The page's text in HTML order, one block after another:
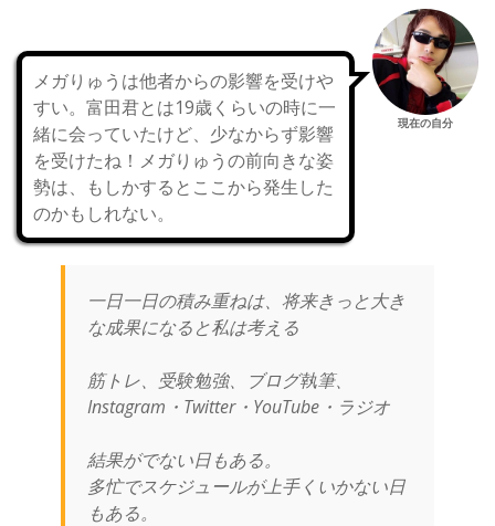
メガりゅうは他者からの影響を受けや
すい。富田君とは19歳くらいの時に一
緒に会っていたけど、少なからず影響
を受けたね！メガりゅうの前向きな姿
勢は、もしかするとここから発生した
のかもしれない。
現在の自分
一日一日の積み重ねは、将来きっと大き
な成果になると私は考える
筋トレ、受験勉強、ブログ執筆、
Instagram・Twitter・YouTube・ラジオ
結果がでない日もある。
多忙でスケジュールが上手くいかない日
もある。